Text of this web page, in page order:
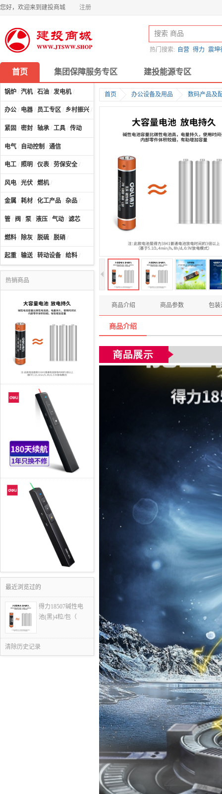
您好，欢迎来到建投商城 注册
热门搜索: 自营 得力 震坤
首页 集团保障服务专区 建投能源专区
锅炉 / 汽机/ 石油 / 发电机/
办公 / 电器 / 员工专区 / 乡村振兴 /
紧固 / 密封 / 轴承 / 工具 / 传动
电气 / 自动控制 / 通信
电工 / 照明 / 仪表 / 劳保安全 /
风电 / 光伏 / 燃机/
金属 / 耗材 / 化工产品 / 杂品 /
管 / 阀 / 泵 / 液压 / 气动 / 滤芯
燃料 / 除灰 / 脱硫 / 脱硝 /
起重 / 输送/ 转动设备 / 给料 /
热销商品
最近浏览过的
得力18507碱性电
池(黑)4粒/包（
清除历史记录
首页 办公设备及用品 数码产品及
商品介绍 商品参数 包装
商品介绍